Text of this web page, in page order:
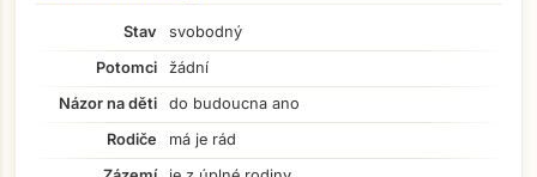
Stav
svobodný
Potomci
žádní
Názor na děti
do budoucna ano
Rodiče
má je rád